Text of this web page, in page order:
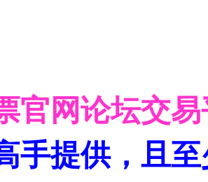
官网论坛交
手提供，且